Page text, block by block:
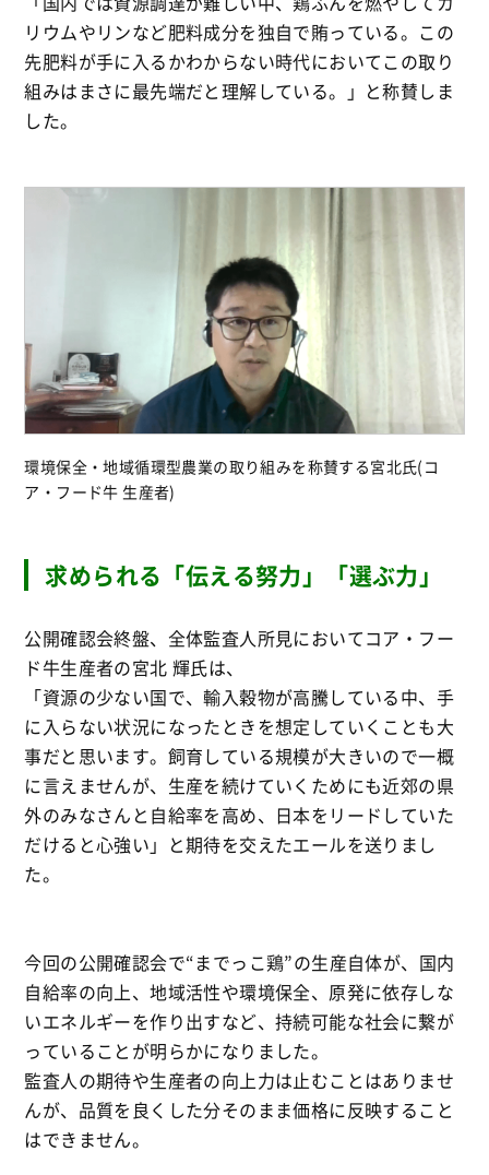
リウムやリンなど肥料成分を独自で賄っている。この
先肥料が手に入るかわからない時代においてこの取り
組みはまさに最先端だと理解している。」と称賛しま
した。
環境保全・地域循環型農業の取り組みを称賛する宮北氏(コ
ア・フード牛 生産者)
求められる「伝える努力」「選ぶ力」
公開確認会終盤、全体監査人所見においてコア・フー
ド牛生産者の宮北 輝氏は、
「資源の少ない国で、輸入穀物が高騰している中、手
に入らない状況になったときを想定していくことも大
事だと思います。飼育している規模が大きいので一概
に言えませんが、生産を続けていくためにも近郊の県
外のみなさんと自給率を高め、日本をリードしていた
だけると心強い」と期待を交えたエールを送りまし
た。
今回の公開確認会で“までっこ鶏”の生産自体が、国内
自給率の向上、地域活性や環境保全、原発に依存しな
いエネルギーを作り出すなど、持続可能な社会に繋が
っていることが明らかになりました。
監査人の期待や生産者の向上力は止むことはありませ
んが、品質を良くした分そのまま価格に反映すること
はできません。